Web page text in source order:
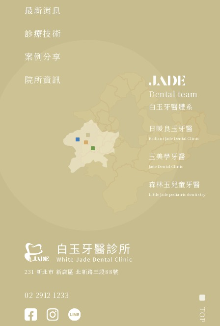
最新消息
診療技術
案例分享
院所資訊
231 新北市 新店區 北新路三段88號
02 2912 1233
Dental team
白玉牙醫體系
日暖良玉牙醫
Radiant Jade Dental Clinic
玉美學牙醫
Jade Dental Clinic
森林玉兒童牙醫
Little Jade pediatric dentistry